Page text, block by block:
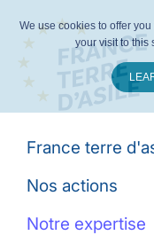
France terre
Nos actions
Notre expertise
We use cookies to offer
your visit to this